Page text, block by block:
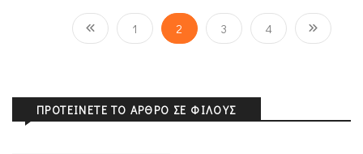
1 2 3 4
ΠΡΟΤΕΊΝΕΤΕ ΤΟ ΆΡΘΡΟ ΣΕ ΦΊΛΟΥΣ